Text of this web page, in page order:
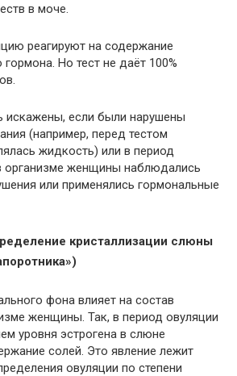
в моче.
реагируют на содержание
Но тест не даёт 100%
искажены, если были нарушены
(например, перед тестом
жидкость) или в период
организме женщины наблюдались
или применялись гормональные
кристаллизации слюны
фона влияет на состав
женщины. Так, в период овуляции
уровня эстрогена в слюне
солей. Это явление лежит
овуляции по степени